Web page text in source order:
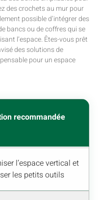
des crochets au mur pour
possible d’intégrer des
bancs ou de coffres qui se
l’espace. Êtes-vous prêt
des solutions de
pour un espace
recommandée
l’espace vertical et
les petits outils